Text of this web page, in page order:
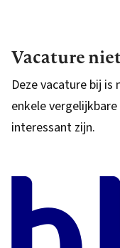
Vacature
Deze vacature bij
enkele
interessant zijn.